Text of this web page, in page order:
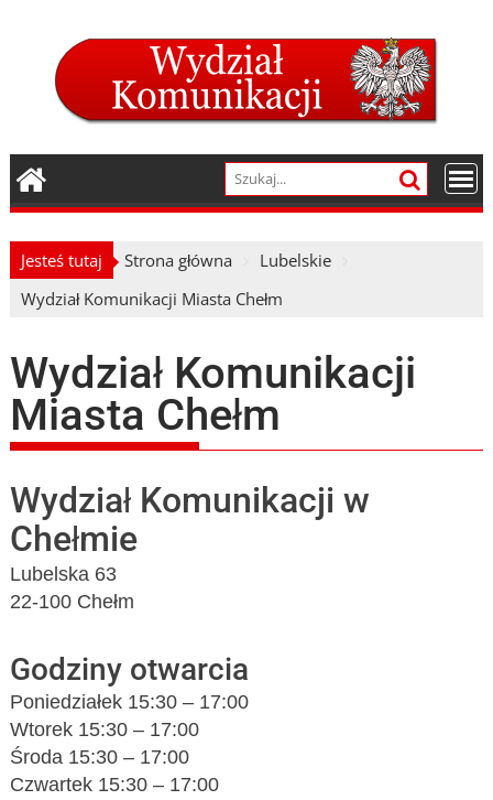
Jesteś tutaj Strona główna
Lubelskie
Wydział Komunikacji Miasta Chełm
Wydział Komunikacji
Miasta Chełm
Wydział Komunikacji w
Chełmie
Lubelska 63
22-100 Chełm
Godziny otwarcia
Poniedziałek 15:30 – 17:00
Wtorek 15:30 – 17:00
Środa 15:30 – 17:00
Czwartek 15:30 – 17:00